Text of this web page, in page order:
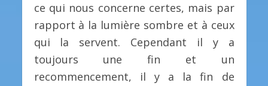
ce qui nous concerne certes, mais par
rapport à la lumière sombre et à ceux
qui la servent. Cependant il y a
toujours une fin et un
recommencement, il y a la fin de